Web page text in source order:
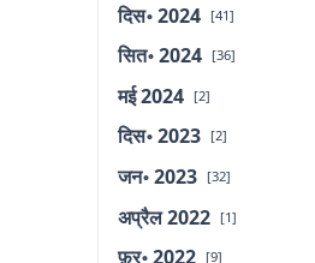
दिस॰ 2024 [41]
सित॰ 2024 [36]
मई 2024 [2]
दिस॰ 2023 [2]
जन॰ 2023 [32]
अप्रैल 2022 [1]
फ़र॰ 2022 [9]